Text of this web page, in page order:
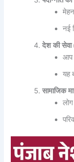
नई
देश की सेवा
आप
यह
सामाजिक